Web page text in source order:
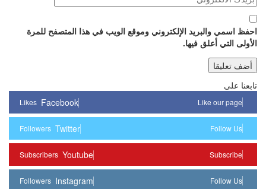
احفظ اسمي والبريد الإلكتروني وموقع الويب في هذا المتصفح للمرة
الأولى التي أعلق فيها.
تابعنا على
Facebook
Likes Like our page
Twitter
Followers Follow Us
Youtube
Subscribers Subscribe
Instagram
Followers Follow Us